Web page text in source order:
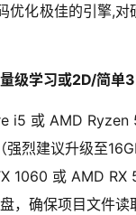
优化极佳的引擎,
级学习或2D/简单
i5 或 AMD Ryzen
强烈建议升级至
1060 或 AMD RX
，确保项目文件读